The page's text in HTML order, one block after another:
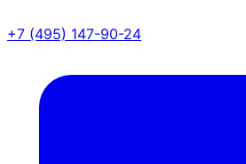
+7 (495) 147-90-24